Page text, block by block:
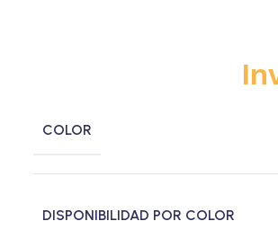
COLOR
DISPONIBILIDAD POR COLOR